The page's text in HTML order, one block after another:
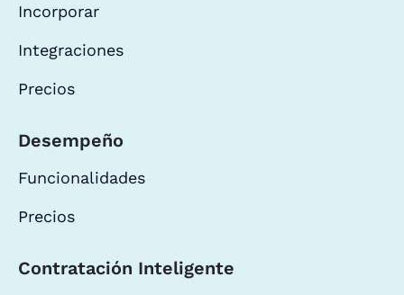
Incorporar
Integraciones
Precios
Desempeño
Funcionalidades
Precios
Contratación Inteligente